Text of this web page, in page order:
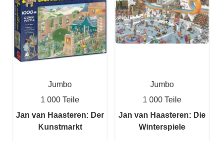
Jumbo
1 000 Teile
Jan van Haasteren: Der
Kunstmarkt
Jumbo
1 000 Teile
Jan van Haasteren: Die
Winterspiele